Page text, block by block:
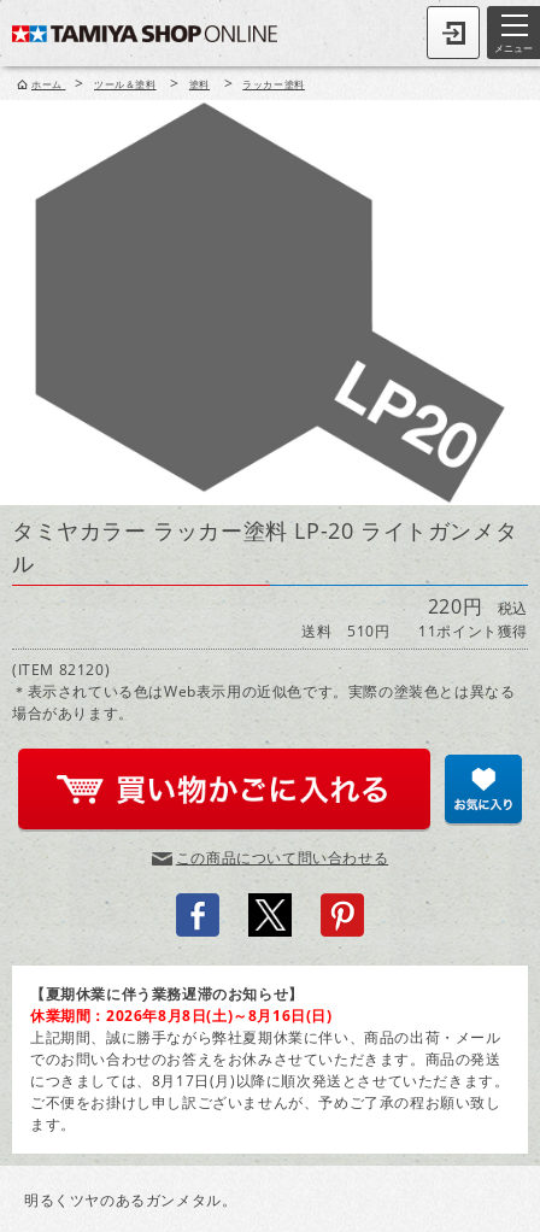
メニュー
ホーム > ツール＆塗料 > 塗料 > ラッカー塗料
タミヤカラー ラッカー塗料 LP-20 ライトガンメタ
ル
220円税込
送料 510円
11ポイント獲得
(ITEM 82120)
＊表示されている色はWeb表示用の近似色です。実際の塗装色とは異なる
場合があります。
この商品について問い合わせる
【夏期休業に伴う業務遅滞のお知らせ】
休業期間：2026年8月8日(土)～8月16日(日)
上記期間、誠に勝手ながら弊社夏期休業に伴い、商品の出荷・メール
でのお問い合わせのお答えをお休みさせていただきます。商品の発送
につきましては、8月17日(月)以降に順次発送とさせていただきます。
ご不便をお掛けし申し訳ございませんが、予めご了承の程お願い致し
ます。
明るくツヤのあるガンメタル。